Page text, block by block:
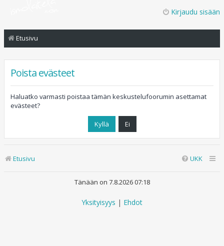
Kirjaudu sisään
Etusivu
Poista evästeet
Haluatko varmasti poistaa tämän keskustelufoorumin asettamat
evästeet?
Etusivu UKK
Tänään on 7.8.2026 07:18
Yksityisyys | Ehdot